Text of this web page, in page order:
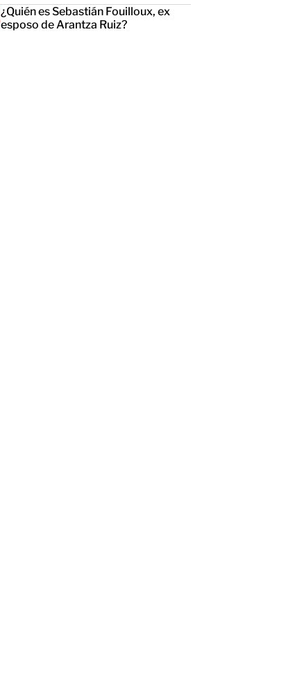
¿Quién es Sebastián Fouilloux, ex
esposo de Arantza Ruiz?